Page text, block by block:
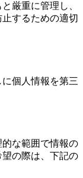
厳重に管理し、
するための適切
個人情報を第三
な範囲で情報の
の際は、下記の